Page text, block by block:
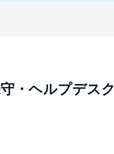
・ヘルプデスク